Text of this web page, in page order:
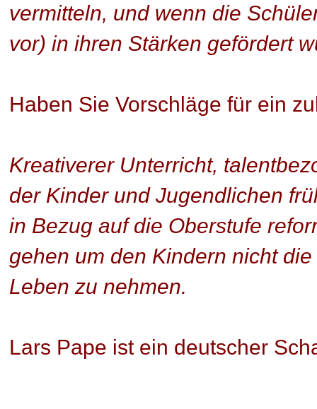
vermitteln, und wenn die
vor) in ihren Stärken gefördert
Haben Sie Vorschläge für ein
Kreativerer Unterricht,
der Kinder und Jugendlichen
in Bezug auf die Oberstufe
gehen um den Kindern nicht
Leben zu nehmen.
Lars Pape ist ein deutscher